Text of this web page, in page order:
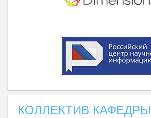
КОЛЛЕКТИВ КАФЕДРЫ